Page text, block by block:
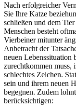
Nach erfolgreicher
Sie Ihre Katze
schließen und dem
Menschen besteht
Vierbeiner mitunter
Anbetracht der
neuen Lebenssituation
zurechtkommen muss,
schlechtes Zeichen.
sein und ihrem neuen
begegnen. Zudem
berücksichtigen: